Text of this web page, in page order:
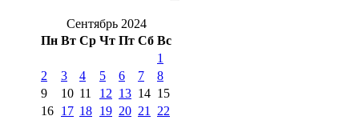
Сентябрь 2024
Пн Вт Ср Чт Пт Сб Вс
1
2
3 4 5 6 7
8
9
10 11 12 13 14 15
16 17 18 19 20 21
22